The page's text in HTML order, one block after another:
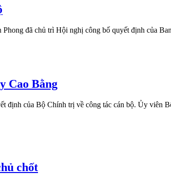
đã chủ trì Hội nghị công bố quyết định của
Cao Bằng
định của Bộ Chính trị về công tác cán bộ. Ủy
chốt